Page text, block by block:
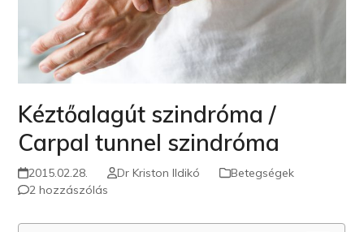
Kéztőalagút szindróma /
Carpal tunnel szindróma
2015.02.28. Dr Kriston Ildikó
Betegségek
2 hozzászólás